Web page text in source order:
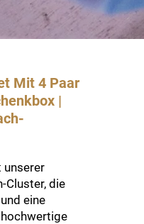
Mit 4 Paar
|
unserer
Cluster, die
eine